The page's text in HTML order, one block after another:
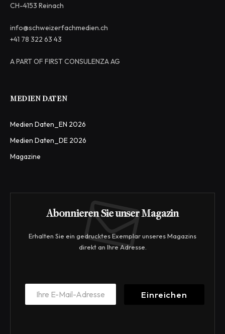
CH-4153 Reinach
info@schweizerfachmedien.ch
+41 78 322 63 43
A PART OF FIRST CONSULENZA AG
MEDIEN DATEN
Medien Daten_EN 2026
Medien Daten_DE 2026
Magazine
Abonnieren Sie unser Magazin
Erhalten Sie ein gedrucktes Exemplar unseres Magazins
direkt an Ihre Adresse.
E
a
Einreichen